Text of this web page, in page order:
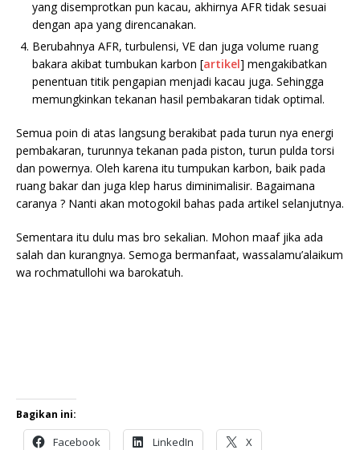
yang disemprotkan pun kacau, akhirnya AFR tidak sesuai
dengan apa yang direncanakan.
Berubahnya AFR, turbulensi, VE dan juga volume ruang
bakara akibat tumbukan karbon [artikel] mengakibatkan
penentuan titik pengapian menjadi kacau juga. Sehingga
memungkinkan tekanan hasil pembakaran tidak optimal.
Semua poin di atas langsung berakibat pada turun nya energi
pembakaran, turunnya tekanan pada piston, turun pulda torsi
dan powernya. Oleh karena itu tumpukan karbon, baik pada
ruang bakar dan juga klep harus diminimalisir. Bagaimana
caranya ? Nanti akan motogokil bahas pada artikel selanjutnya.
Sementara itu dulu mas bro sekalian. Mohon maaf jika ada
salah dan kurangnya. Semoga bermanfaat, wassalamu’alaikum
wa rochmatullohi wa barokatuh.
Bagikan ini:
Facebook LinkedIn X